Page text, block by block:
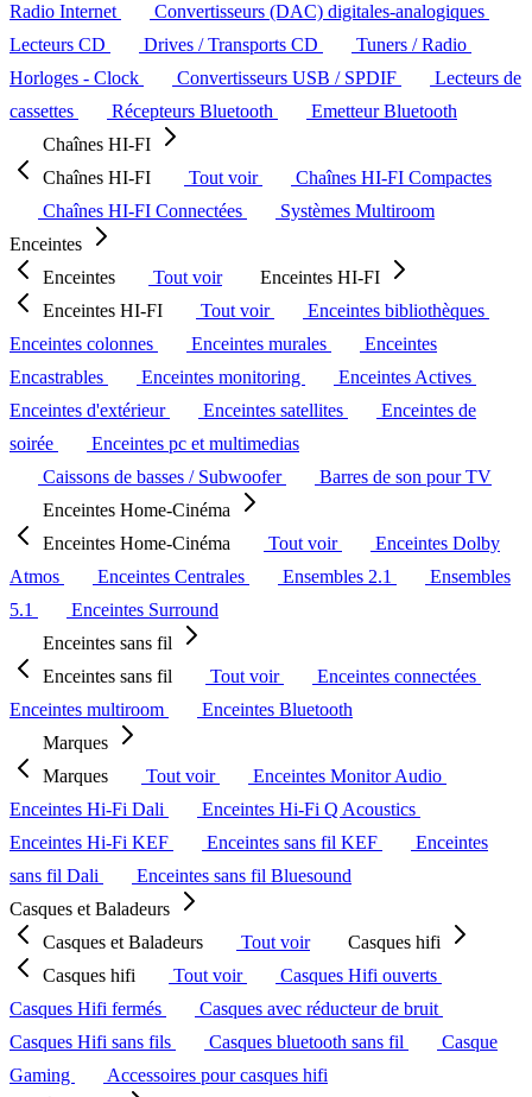
Radio Internet
Convertisseurs (DAC) digitales-analogiques
Lecteurs CD
Drives / Transports CD
Tuners / Radio
Horloges - Clock
Convertisseurs USB / SPDIF
Lecteurs de
cassettes
Récepteurs Bluetooth
Emetteur Bluetooth
Chaînes HI-FI
Chaînes HI-FI
Tout voir
Chaînes HI-FI Compactes
Chaînes HI-FI Connectées
Systèmes Multiroom
Enceintes
Enceintes
Tout voir
Enceintes HI-FI
Enceintes HI-FI
Tout voir
Enceintes bibliothèques
Enceintes colonnes
Enceintes murales
Enceintes
Encastrables
Enceintes monitoring
Enceintes Actives
Enceintes d'extérieur
Enceintes satellites
Enceintes de
soirée
Enceintes pc et multimedias
Caissons de basses / Subwoofer
Barres de son pour TV
Enceintes Home-Cinéma
Enceintes Home-Cinéma
Tout voir
Enceintes Dolby
Atmos
Enceintes Centrales Ensembles 2.1
Ensembles
5.1
Enceintes Surround
Enceintes sans fil
Enceintes sans fil
Tout voir
Enceintes connectées
Enceintes multiroom
Enceintes Bluetooth
Marques
Marques
Tout voir
Enceintes Monitor Audio
Enceintes Hi-Fi Dali
Enceintes Hi-Fi Q Acoustics
Enceintes Hi-Fi KEF
Enceintes sans fil KEF
Enceintes
sans fil Dali
Enceintes sans fil Bluesound
Casques et Baladeurs
Casques et Baladeurs
Tout voir
Casques hifi
Casques hifi
Tout voir
Casques Hifi ouverts
Casques Hifi fermés
Casques avec réducteur de bruit
Casques Hifi sans fils
Casques bluetooth sans fil
Casque
Gaming
Accessoires pour casques hifi